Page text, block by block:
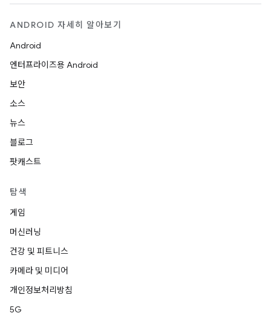
ANDROID 자세히 알아보기
Android
엔터프라이즈용 Android
보안
소스
뉴스
블로그
팟캐스트
탐색
게임
머신러닝
건강 및 피트니스
카메라 및 미디어
개인정보처리방침
5G